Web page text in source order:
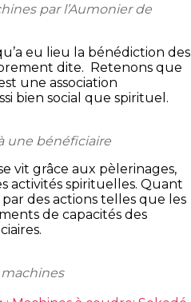
par l’Aumonier de
eu lieu la bénédiction des
dite. Retenons que
une association
bien social que spirituel.
une bénéficiaire
vit grâce aux pèlerinages,
activités spirituelles. Quant
des actions telles que les
de capacités des